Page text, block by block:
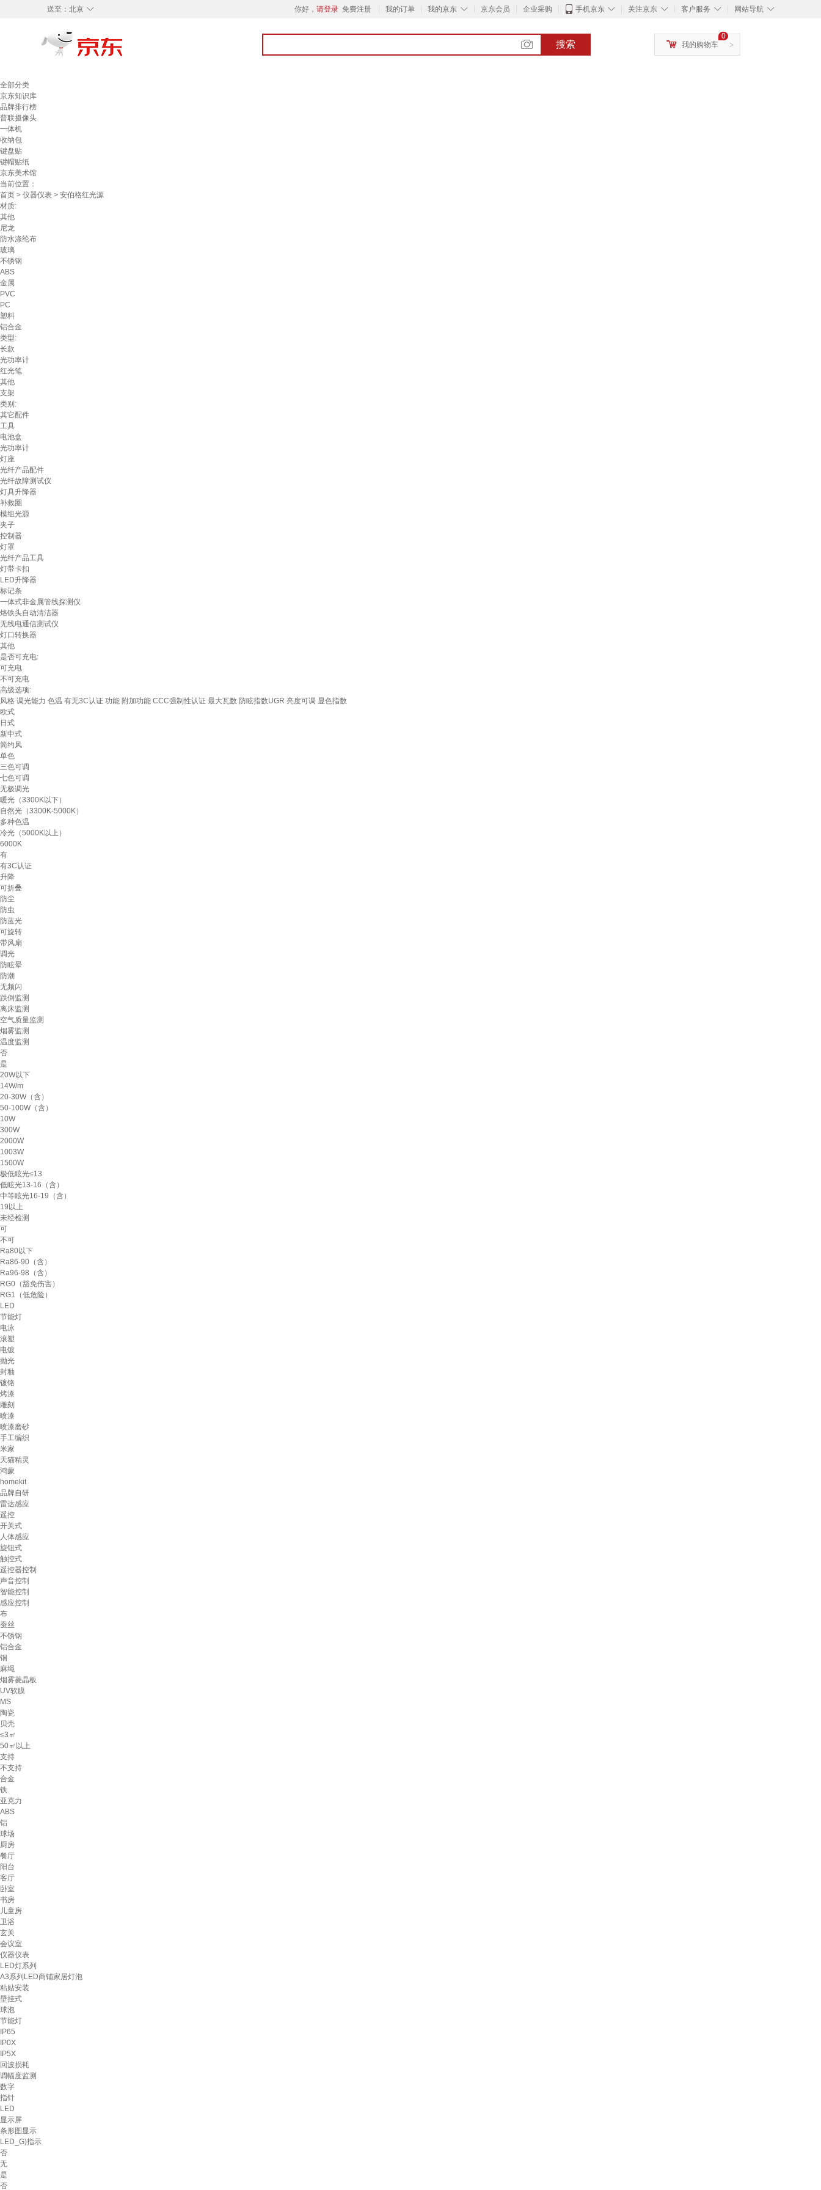
◇
送至： 北京 你好， 请登录 免费注册 我的订单 ◇
我的京东 京东会员 企业采购 ◇
手机京东 ◇
关注京东 ◇
客户服务 ◇
网站导航
搜索 >
0
我的购物车
全部分类
京东知识库
品牌排行榜
普联摄像头
一体机
收纳包
键盘贴
键帽贴纸
京东美术馆
当前位置：
首页 > 仪器仪表 > 安伯格红光源
材质:
其他
尼龙
防水涤纶布
玻璃
不锈钢
ABS
金属
PVC
PC
塑料
铝合金
类型:
长款
光功率计
红光笔
其他
支架
类别:
其它配件
工具
电池盒
光功率计
灯座
光纤产品配件
光纤故障测试仪
灯具升降器
补救圈
模组光源
夹子
控制器
灯罩
光纤产品工具
灯带卡扣
LED升降器
标记条
一体式非金属管线探测仪
烙铁头自动清洁器
无线电通信测试仪
灯口转换器
其他
是否可充电:
可充电
不可充电
高级选项:
风格 调光能力 色温 有无3C认证 功能 附加功能 CCC强制性认证 最大瓦数 防眩指数UGR 亮度可调 显色指数
欧式
日式
新中式
简约风
单色
三色可调
七色可调
无极调光
暖光（3300K以下）
自然光（3300K-5000K）
多种色温
冷光（5000K以上）
6000K
有
有3C认证
升降
可折叠
防尘
防虫
防蓝光
可旋转
带风扇
调光
防眩晕
防潮
无频闪
跌倒监测
离床监测
空气质量监测
烟雾监测
温度监测
否
是
20W以下
14W/m
20-30W（含）
50-100W（含）
10W
300W
2000W
1003W
1500W
极低眩光≤13
低眩光13-16（含）
中等眩光16-19（含）
19以上
未经检测
可
不可
Ra80以下
Ra86-90（含）
Ra96-98（含）
RG0（豁免伤害）
RG1（低危险）
LED
节能灯
电泳
滚塑
电镀
抛光
封釉
镀铬
烤漆
雕刻
喷漆
喷漆磨砂
手工编织
米家
天猫精灵
鸿蒙
homekit
品牌自研
雷达感应
遥控
开关式
人体感应
旋钮式
触控式
遥控器控制
声音控制
智能控制
感应控制
布
蚕丝
不锈钢
铝合金
铜
麻绳
烟雾菱晶板
UV软膜
MS
陶瓷
贝壳
≤3㎡
50㎡以上
支持
不支持
合金
铁
亚克力
ABS
铝
球场
厨房
餐厅
阳台
客厅
卧室
书房
儿童房
卫浴
玄关
会议室
仪器仪表
LED灯系列
A3系列LED商铺家居灯泡
粘贴安装
壁挂式
球泡
节能灯
IP65
IP0X
IP5X
回波损耗
调幅度监测
数字
指针
LED
显示屏
条形图显示
LED_G)指示
否
无
是
否